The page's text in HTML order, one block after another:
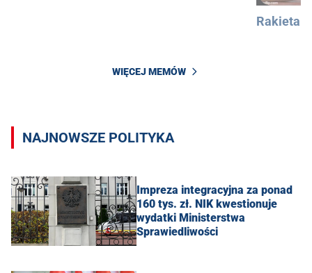
Rakieta
WIĘCEJ MEMÓW
NAJNOWSZE POLITYKA
Impreza integracyjna za ponad
160 tys. zł. NIK kwestionuje
wydatki Ministerstwa
Sprawiedliwości